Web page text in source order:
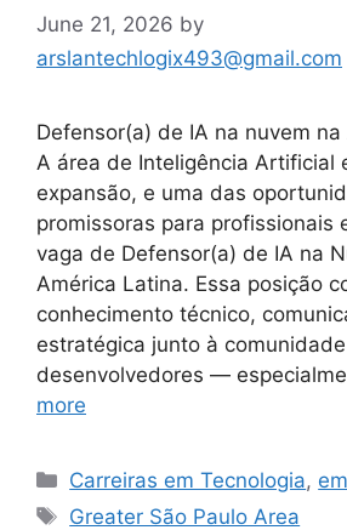
June 21, 2026 by
arslantechlogix493@gmail.com
Defensor(a) de IA na nuvem
A área de Inteligência Artificial
expansão, e uma das
promissoras para profissionais
vaga de Defensor(a) de IA na
América Latina. Essa posição
conhecimento técnico,
estratégica junto à
desenvolvedores —
more
Categories
Carreiras em Tecnologia,
Tags
Greater São Paulo Area